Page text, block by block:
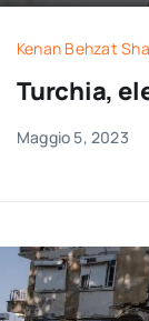
Kenan Behzat
Turchia,
Maggio 5, 2023